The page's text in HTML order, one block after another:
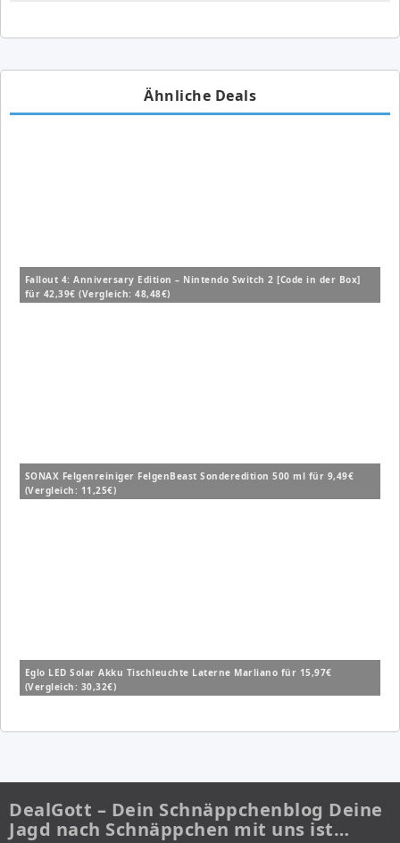
Ähnliche Deals
Fallout 4: Anniversary Edition – Nintendo Switch 2 [Code in der Box]
für 42,39€ (Vergleich: 48,48€)
SONAX Felgenreiniger FelgenBeast Sonderedition 500 ml für 9,49€
(Vergleich: 11,25€)
Eglo LED Solar Akku Tischleuchte Laterne Marliano für 15,97€
(Vergleich: 30,32€)
DealGott – Dein Schnäppchenblog Deine
Jagd nach Schnäppchen mit uns ist…